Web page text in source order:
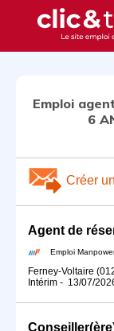
Emploi
6
Créer
Emploi
Ferney-Voltaire
Intérim - 13/07/